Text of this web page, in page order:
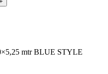
mtr BLUE STYLE